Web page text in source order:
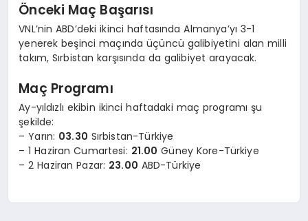
Önceki Maç Başarısı
VNL’nin ABD’deki ikinci haftasında Almanya’yı 3-1
yenerek beşinci maçında üçüncü galibiyetini alan milli
takım, Sırbistan karşısında da galibiyet arayacak.
Maç Programı
Ay-yıldızlı ekibin ikinci haftadaki maç programı şu
şekilde:
– Yarın: 03.30 Sırbistan-Türkiye
– 1 Haziran Cumartesi: 21.00 Güney Kore-Türkiye
– 2 Haziran Pazar: 23.00 ABD-Türkiye